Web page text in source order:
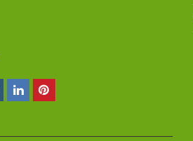
LinkedInPinterest